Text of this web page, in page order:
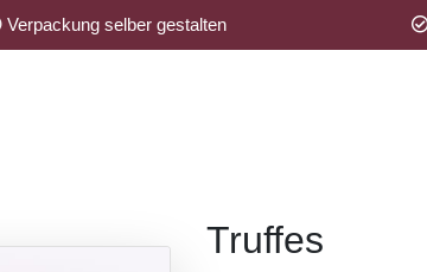
Verpackung selber gestalten
Truffes